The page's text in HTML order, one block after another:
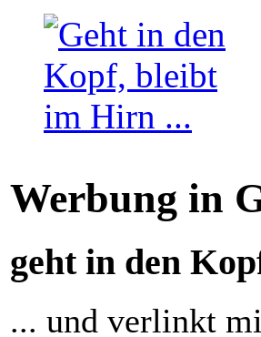
Werbung in
geht in den
... und verlinkt